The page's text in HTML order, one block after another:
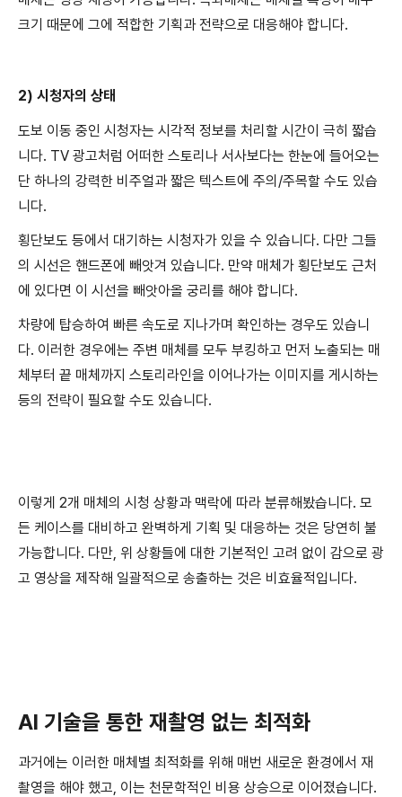
크기 때문에 그에 적합한 기획과 전략으로 대응해야 합니다.
2) 시청자의 상태
도보 이동 중인 시청자는 시각적 정보를 처리할 시간이 극히 짧습
니다. TV 광고처럼 어떠한 스토리나 서사보다는 한눈에 들어오는
단 하나의 강력한 비주얼과 짧은 텍스트에 주의/주목할 수도 있습
니다.
횡단보도 등에서 대기하는 시청자가 있을 수 있습니다. 다만 그들
의 시선은 핸드폰에 빼앗겨 있습니다. 만약 매체가 횡단보도 근처
에 있다면 이 시선을 빼앗아올 궁리를 해야 합니다.
차량에 탑승하여 빠른 속도로 지나가며 확인하는 경우도 있습니
다. 이러한 경우에는 주변 매체를 모두 부킹하고 먼저 노출되는 매
체부터 끝 매체까지 스토리라인을 이어나가는 이미지를 게시하는
등의 전략이 필요할 수도 있습니다.
이렇게 2개 매체의 시청 상황과 맥락에 따라 분류해봤습니다. 모
든 케이스를 대비하고 완벽하게 기획 및 대응하는 것은 당연히 불
가능합니다. 다만, 위 상황들에 대한 기본적인 고려 없이 감으로 광
고 영상을 제작해 일괄적으로 송출하는 것은 비효율적입니다.
AI 기술을 통한 재촬영 없는 최적화
과거에는 이러한 매체별 최적화를 위해 매번 새로운 환경에서 재
촬영을 해야 했고, 이는 천문학적인 비용 상승으로 이어졌습니다.